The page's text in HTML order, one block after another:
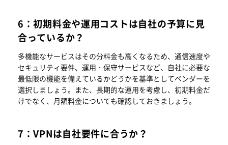
6：初期料金や運用コストは自社の予算に見
合っているか？
多機能なサービスはその分料金も高くなるため、通信速度や
セキュリティ要件、運用・保守サービスなど、自社に必要な
最低限の機能を備えているかどうかを基準としてベンダーを
選択しましょう。また、長期的な運用を考慮し、初期料金だ
けでなく、月額料金についても確認しておきましょう。
7：VPNは自社要件に合うか？